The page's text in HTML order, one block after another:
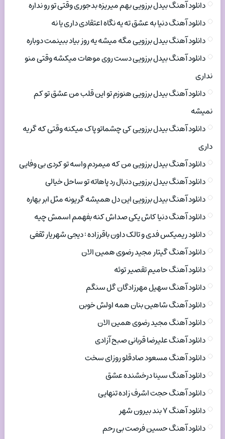
دانلود آهنگ بیدل برزویی بهم میریزه بدجوری وقتی تو رو نداره
دانلود آهنگ دنیا به عشق ته یه نگاه اعتقادی داری یا نه
دانلود آهنگ بیدل برزویی مگه میشه یه روز بیاد ببینمت دوباره
دانلود آهنگ بیدل برزویی دست روی موهات میکشه وقتی منو
نداری
دانلود آهنگ بیدل برزویی هنوزم تو این قلب من عشق تو کم
نمیشه
دانلود آهنگ بیدل برزویی کی چشماتو پاک میکنه وقتی که گریه
داری
دانلود آهنگ بیدل برزویی من که میمردم واسه تو کردی بی وفایی
دانلود آهنگ بیدل برزویی دنبال رد پاهاته تو ساحل خیالی
دانلود آهنگ بیدل برزویی این دل همیشه گریونه مثل ابر بهاره
دانلود آهنگ دنیا کاش یکی صداش کنه بفهمم اسمش چیه
دانلود ریمیکس فدی و تالک داون باقرزاده : دیجی شهریار ثقفی
دانلود آهنگ گیتار مجید رضوی همین الان
دانلود آهنگ حامیم تقصیر توئه
دانلود آهنگ سهیل مهرزادگان گل سنگم
دانلود آهنگ شاهین بنان همه اولش خوبن
دانلود آهنگ مجید رضوی همین الان
دانلود آهنگ علیرضا قربانی صبح آزادی
دانلود آهنگ مسعود صادقلو روزای سخت
دانلود آهنگ سینا درخشنده عشق
دانلود آهنگ حجت اشرف زاده تنهایی
دانلود آهنگ ۷ بند بیرون شهر
دانلود آهنگ حسین فرصت بی رحم